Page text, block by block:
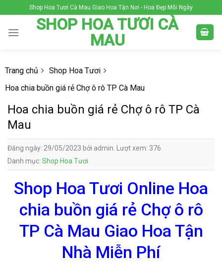
to
content
Shop Hoa Tươi Cà Mau Giao Hoa Tận Nơi - Hoa Đẹp Mỗi Ngày
SHOP HOA TƯƠI CÀ
MAU
Trang chủ
Shop Hoa Tươi
Hoa chia buồn giá rẻ Chợ ô rô TP Cà Mau
Hoa chia buồn giá rẻ Chợ ô rô TP Cà
Mau
Đăng ngày: 29/05/2023 bởi admin. Lượt xem: 376
Danh mục: Shop Hoa Tươi
Shop Hoa Tươi Online Hoa
chia buồn giá rẻ Chợ ô rô
TP Cà Mau Giao Hoa Tận
Nhà Miễn Phí